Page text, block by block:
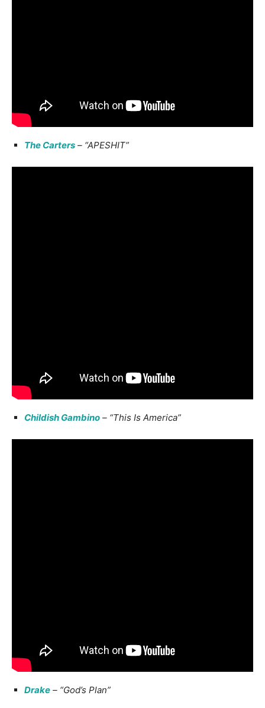
The Carters – “APESHIT”
Childish Gambino – “This Is America”
Drake – “God’s Plan”